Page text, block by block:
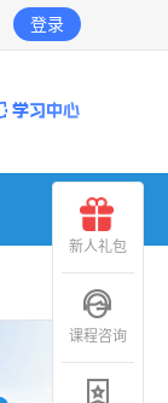
登录
新人礼包
课程咨询